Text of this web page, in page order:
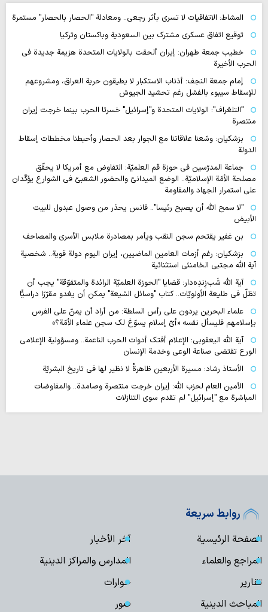
المشاط: الاتفاقيات لا تسري بأثر رجعي.. ومعادلة "الحصار بالحصار" مستمرة
توقيع اتفاق عسكري مشترك بين السعودية وباكستان وتركيا
خطيب جمعة طهران: إيران ألحقت بالولايات المتحدة هزيمة جديدة في
الحرب الأخيرة
إمام جمعة النجف: أذناب الاستكبار لا يطيقون حرية العراق، ومشروعهم
للإسقاط سيبوء بالفشل رغم تحشيد الجيوش
"التلغراف": الولايات المتحدة و"إسرائيل" خسرتا الحرب بينما خرجت إيران
منتصرة
بزشكيان: وسّعنا علاقاتنا مع الجوار بعد الحصار وأحبطنا مخططات إسقاط
الدولة
جماعة المدرّسين في حوزة قم العلميّة: التفاوض مع أمريكا لا يحقّق
مصلحة الأمّة الإسلاميّة.. الوضع الميدانيّ والحضور الشعبيّ في الشوارع يؤكّدان
على استمرار الجهاد والمقاومة
"لا سمح الله أن يصبح رئيسا".. فانس يحذر من وصول عبدول للبيت
الأبيض
بن غفير يقتحم سجن النقب ويأمر بمصادرة ملابس الأسرى والمصاحف
بزشكيان: رغم أزمات العامين الماضيين، إيران اليوم دولة قوية.. شخصية
آية الله مجتبى الخامنئي استثنائية
آية اللّه شَب‌زِندِه‌دار: قضايا "الحوزة العلميّة الرائدة والمتفوّقة" يجب أن
تظلّ في طليعة الأولويّات.. كتاب "وسائل الشيعة" يمكن أن يغدو مقرّرًا دراسيًّا
علماء البحرين يردون على رأس السلطة: من أراد أن يمنّ على الفرس
بإسلامهم فليسأل نفسه «أيّ إسلام يسوّغ لك سجن علماء الأمّة؟»
آية الله اليعقوبي: الإعلام أفتك أدوات الحرب الناعمة.. ومسؤولية الإعلامي
الورع تقتضي صناعة الوعي وخدمة الإنسان
الأستاذ رشاد: مسيرة الأربعين ظاهرةٌ لا نظير لها في تاريخ البشريّة
الأمين العام لحزب الله: إيران خرجت منتصرة وصامدة.. والمفاوضات
المباشرة مع "إسرائيل" لم تقدم سوى التنازلات
روابط سريعة
الصفحة الرئيسية
آخر الأخبار
المراجع والعلماء
المدارس والمراكز الدينية
تقارير
حوارات
المباحث الدينية
صور